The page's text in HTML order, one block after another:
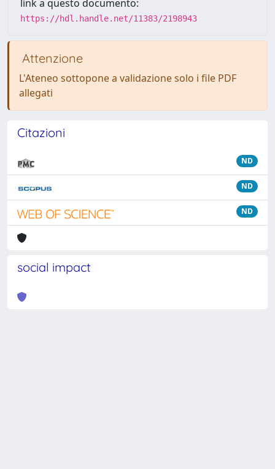
link a questo documento:
https://hdl.handle.net/11383/2198943
Attenzione
L'Ateneo sottopone a validazione solo i file PDF
allegati
Citazioni
ND
ND
ND
social impact